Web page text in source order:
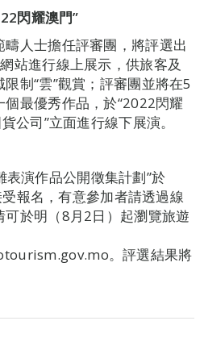
閃耀澳門”
人士擔任評審團，將評選出
站進行線上展示，供旅客及
制“雲”觀賞；評審團並將在5
最優秀作品，於“2022閃耀
公司”立面進行線下展演。
演作品公開徵集計劃”於
報名，有意參加者請透過線
於明（8月2日）起瀏覽旅遊
。評選結果將